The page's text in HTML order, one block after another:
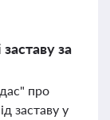
за
про
заставу у